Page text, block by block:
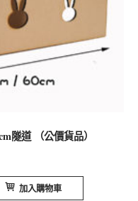
隧道 （公價貨品）
加入購物車